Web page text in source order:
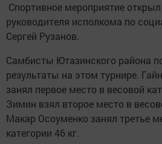
Спортивное мероприятие
руководителя исполкома по
Сергей Рузанов.
Самбисты Ютазинского района
результаты на этом турнире.
занял первое место в весовой
Зимин взял второе место в
Макар Осоуменко занял третье
категории 46 кг.